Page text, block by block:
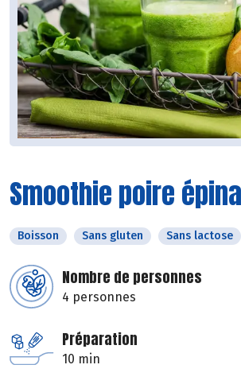
Smoothie poire
Boisson Sans gluten Sans lactose
Nombre de personnes
4 personnes
Préparation
10 min